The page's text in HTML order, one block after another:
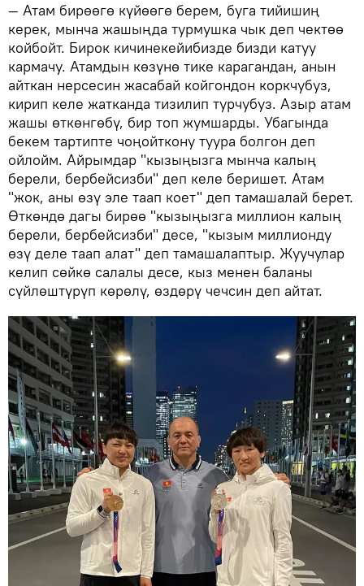
— Атам бирөөгө күйөөгө берем, буга тийишиң
керек, мынча жашыңда турмушка чык деп чектөө
койбойт. Бирок кичинекейибизде бизди катуу
кармачу. Атамдын көзүнө тике карагандан, анын
айткан нерсесин жасабай койгондон коркчубуз,
кирип келе жатканда тизилип турчубуз. Азыр атам
жашы өткөнгөбү, бир топ жумшарды. Убагында
бекем тартипте чоңойткону туура болгон деп
ойлойм. Айрымдар "кызыңызга мынча калың
берели, бербейсизби" деп келе беришет. Атам
"жок, аны өзү эле таап коет" деп тамашалай берет.
Өткөндө дагы бирөө "кызыңызга миллион калың
берели, бербейсизби" десе, "кызым миллионду
өзү деле таап алат" деп тамашалаптыр. Жуучулар
келип сөйкө салалы десе, кыз менен баланы
сүйлөштүрүп көрөлү, өздөрү чечсин деп айтат.